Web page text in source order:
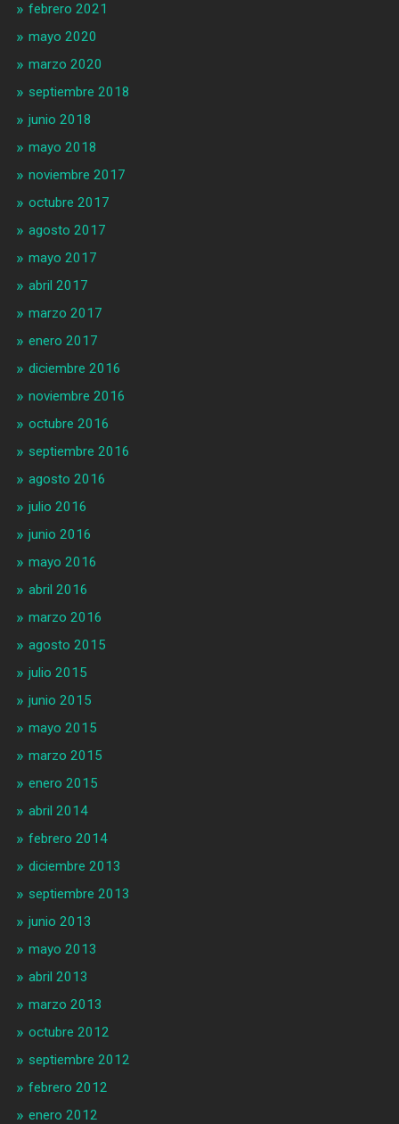
febrero 2021
mayo 2020
marzo 2020
septiembre 2018
junio 2018
mayo 2018
noviembre 2017
octubre 2017
agosto 2017
mayo 2017
abril 2017
marzo 2017
enero 2017
diciembre 2016
noviembre 2016
octubre 2016
septiembre 2016
agosto 2016
julio 2016
junio 2016
mayo 2016
abril 2016
marzo 2016
agosto 2015
julio 2015
junio 2015
mayo 2015
marzo 2015
enero 2015
abril 2014
febrero 2014
diciembre 2013
septiembre 2013
junio 2013
mayo 2013
abril 2013
marzo 2013
octubre 2012
septiembre 2012
febrero 2012
enero 2012